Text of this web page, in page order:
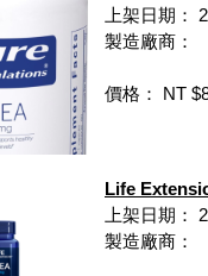
上架日期：
製造廠商：
價格： NT
Life
上架日期：
製造廠商：